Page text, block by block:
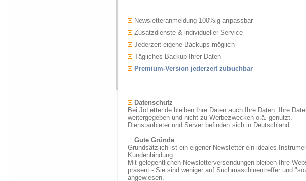
Newsletteranmeldung 100%ig anpassbar
Zusatzdienste & individueller Service
Jederzeit eigene Backups möglich
Tägliches Backup Ihrer Daten
Premium-Version jederzeit zubuchbar
Datenschutz
Bei JoLetter.de bleiben Ihre Daten auch Ihre Daten. Ihre
weitergegeben und nicht zu Werbezwecken o.ä. genutzt.
Dienstanbieter und Server befinden sich in Deutschland.
Gute Gründe
Grundsätzlich ist ein eigener Newsletter ein ideales
Kundenbindung.
Mit gelegentlichen Newsletterversendungen bleiben Ihre
präsent - Sie sind weniger auf Suchmaschinentreffer und
angewiesen.